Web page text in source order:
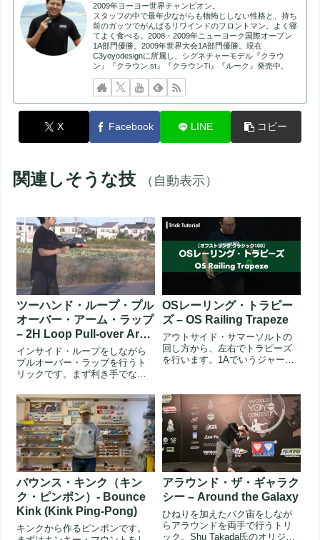
2009年ヨーヨー世界チャンピオン。
スタッフの中で最年少ながらも物怖じしない性格と、持ち
前のガッツでがんばるリワインドのフロントマン。よく寝
てよく食べる。2008・2009年ニューヨーク国際オープン
1A部門優勝。2009年世界大会1A部門優勝。現在
C3yoyodesignに所属し、シグネチャーモデル『クラウ
ン』『クラウン.st』『クラウンTi』『ルーク』発売中。
X Facebook LINE コピー
関連しそうな技 （自動表示）
ツーハンド・ループ・プル
オーバー・アーム・ラップ
– 2H Loop Pull-over Arm
Wrap
インサイド・ループをしながら
プルオーバー・ラップを行うト
リックです。まず利き手でない
ます。利...
OSレーリング・トラピー
ズ – OS Railing Trapeze
アウトサイド・サマーソルトの
回し方から、左右でトラピーズ
を行います。1Aでいうジャーブ
バウンス・キンク（キン
ク・ピンポン）- Bounce
Kink (Kink Ping-Pong)
キンクから作るピンポンです。
アラウンド・ザ・ギャラク
シー – Around the Galaxy
ひねりを加えたバク宙をしなが
らアラウンドを両手で行うトリ
ック。Shu Takada氏のオリジナ